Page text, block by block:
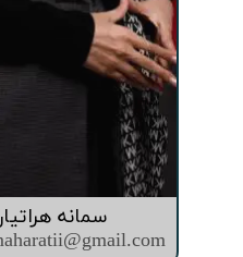
سمانه